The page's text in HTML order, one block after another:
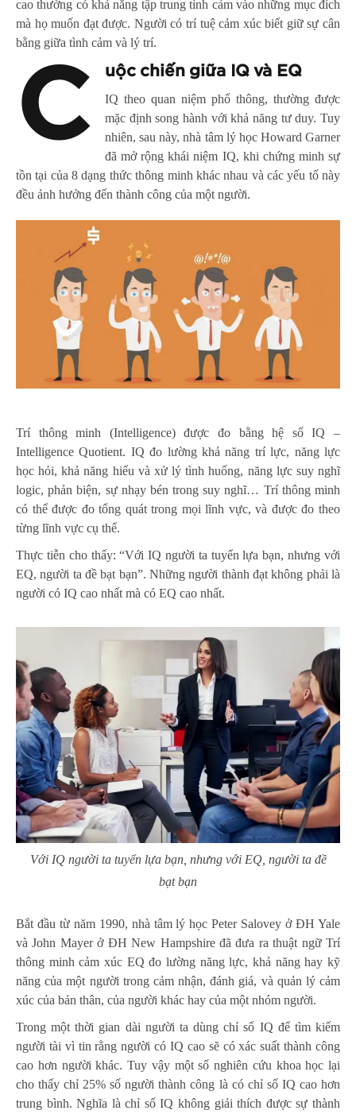
cao thường có khả năng tập trung tình cảm vào những mục đích
mà họ muốn đạt được. Người có trí tuệ cảm xúc biết giữ sự cân
bằng giữa tình cảm và lý trí.
C uộc chiến giữa IQ và EQ
IQ theo quan niệm phổ thông, thường được
mặc định song hành với khả năng tư duy. Tuy
nhiên, sau này, nhà tâm lý học Howard Garner
đã mở rộng khái niệm IQ, khi chứng minh sự
tồn tại của 8 dạng thức thông minh khác nhau và các yếu tố này
đều ảnh hưởng đến thành công của một người.
Trí thông minh (Intelligence) được đo bằng hệ số IQ –
Intelligence Quotient. IQ đo lường khả năng trí lực, năng lực
học hỏi, khả năng hiểu và xử lý tình huống, năng lực suy nghĩ
logic, phản biện, sự nhạy bén trong suy nghĩ… Trí thông minh
có thể được đo tổng quát trong mọi lĩnh vực, và được đo theo
từng lĩnh vực cụ thể.
Thực tiễn cho thấy: “Với IQ người ta tuyển lựa bạn, nhưng với
EQ, người ta đề bạt bạn”. Những người thành đạt không phải là
người có IQ cao nhất mà có EQ cao nhất.
Với IQ người ta tuyển lựa bạn, nhưng với EQ, người ta đề
bạt bạn
Bắt đầu từ năm 1990, nhà tâm lý học Peter Salovey ở ĐH Yale
và John Mayer ở ĐH New Hampshire đã đưa ra thuật ngữ Trí
thông minh cảm xúc EQ đo lường năng lực, khả năng hay kỹ
năng của một người trong cảm nhận, đánh giá, và quản lý cảm
xúc của bản thân, của người khác hay của một nhóm người.
Trong một thời gian dài người ta dùng chỉ số IQ để tìm kiếm
người tài vì tin rằng người có IQ cao sẽ có xác suất thành công
cao hơn người khác. Tuy vậy một số nghiên cứu khoa học lại
cho thấy chỉ 25% số người thành công là có chỉ số IQ cao hơn
trung bình. Nghĩa là chỉ số IQ không giải thích được sự thành